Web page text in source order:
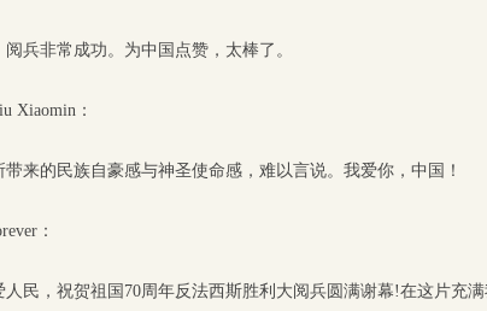
兵非常成功。为中国点赞，太棒了。
Xiaomin：
带来的民族自豪感与神圣使命感，难以言说。我爱你，中国！
：
人民，祝贺祖国70周年反法西斯胜利大阅兵圆满谢幕!在这片充